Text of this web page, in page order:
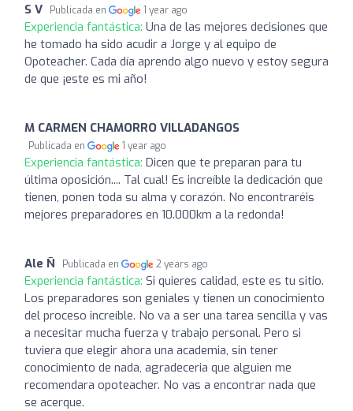
S V Publicada en 1 year ago
Experiencia fantástica: Una de las mejores decisiones que
he tomado ha sido acudir a Jorge y al equipo de
Opoteacher. Cada día aprendo algo nuevo y estoy segura
de que ¡este es mi año!
M CARMEN CHAMORRO VILLADANGOS
Publicada en 1 year ago
Experiencia fantástica: Dicen que te preparan para tu
última oposición.... Tal cual! Es increíble la dedicación que
tienen, ponen toda su alma y corazón. No encontraréis
mejores preparadores en 10.000km a la redonda!
Ale Ñ Publicada en 2 years ago
Experiencia fantástica: Si quieres calidad, este es tu sitio.
Los preparadores son geniales y tienen un conocimiento
del proceso increíble. No va a ser una tarea sencilla y vas
a necesitar mucha fuerza y trabajo personal. Pero si
tuviera que elegir ahora una academia, sin tener
conocimiento de nada, agradeceria que alguien me
recomendara opoteacher. No vas a encontrar nada que
se acerque.